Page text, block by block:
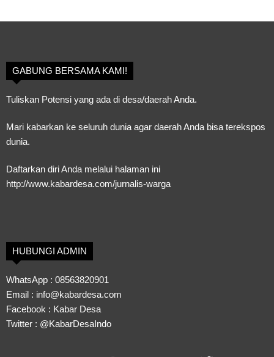
GABUNG BERSAMA KAMI!
Tuliskan Potensi yang ada di desa/daerah Anda.
Mari kabarkan ke seluruh dunia agar daerah Anda bisa terekspos
dunia.
Daftarkan diri Anda melalui halaman ini
http://www.kabardesa.com/jurnalis-warga
HUBUNGI ADMIN
WhatsApp : 08563820901
Email : info@kabardesa.com
Facebook : Kabar Desa
Twitter : @KabarDesaIndo